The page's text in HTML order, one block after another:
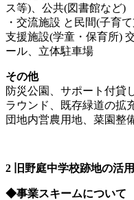
ス等)、公共(図書館など)
・交流施設 と⺠間(子育
支援施設(学童・保育所)
ール、立体駐車場
その他
防災公園、サポート付貸
ラウンド、既存緑道の拡
団地内営農用地、菜園整
2 旧野庭中学校跡地の活
◆事業スキームについて